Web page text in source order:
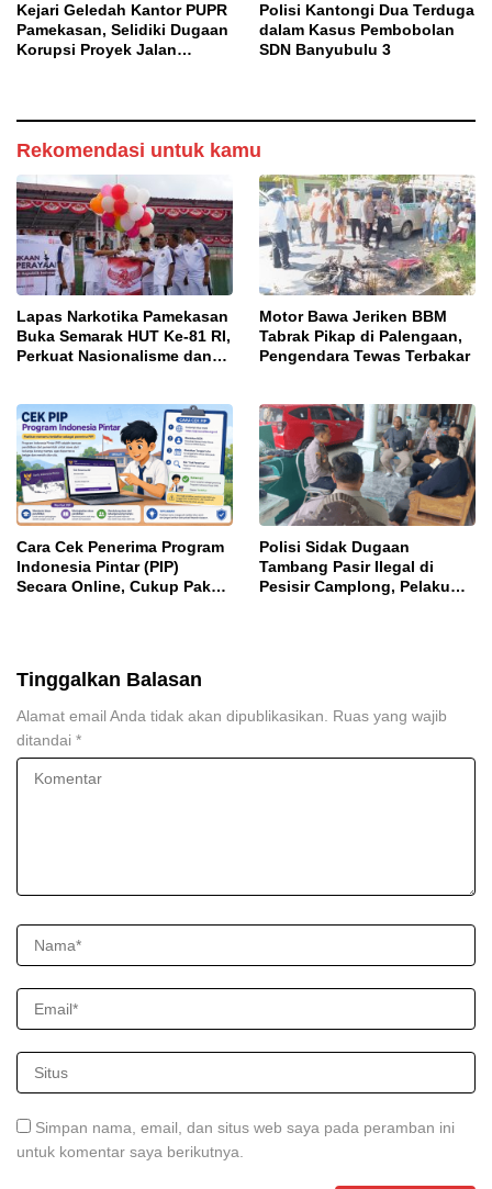
Kejari Geledah Kantor PUPR
Pamekasan, Selidiki Dugaan
Korupsi Proyek Jalan
Polisi Kantongi Dua Terduga
dalam Kasus Pembobolan
SDN Banyubulu 3
Rekomendasi untuk kamu
Lapas Narkotika Pamekasan
Buka Semarak HUT Ke-81 RI,
Perkuat Nasionalisme dan
Motor Bawa Jeriken BBM
Tabrak Pikap di Palengaan,
Pengendara Tewas Terbakar
Cara Cek Penerima Program
Indonesia Pintar (PIP)
Secara Online, Cukup Pakai
Polisi Sidak Dugaan
Tambang Pasir Ilegal di
Pesisir Camplong, Pelaku
Tinggalkan Balasan
Alamat email Anda tidak akan dipublikasikan.
Ruas yang wajib
ditandai *
Simpan nama, email, dan situs web saya pada peramban ini
untuk komentar saya berikutnya.